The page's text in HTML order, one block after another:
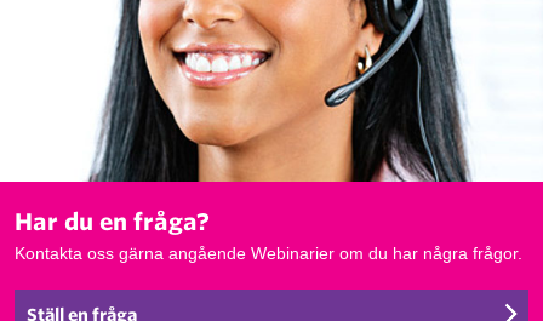
Har du en fråga?
Kontakta oss gärna angående Webinarier om du har några frågor.
Ställ en fråga